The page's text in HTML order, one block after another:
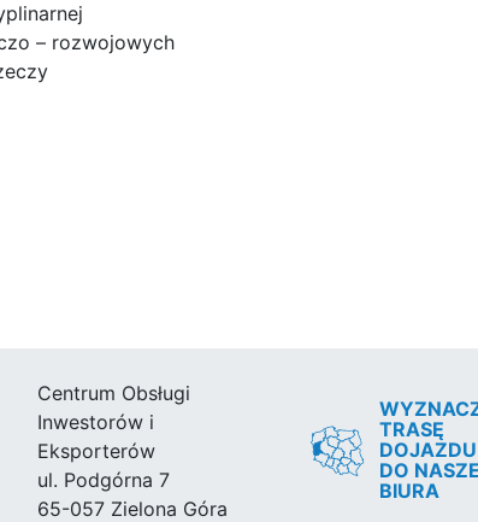
– rozwojowych
Centrum Obsługi
Inwestorów i
Eksporterów
ul. Podgórna 7
65-057 Zielona Góra
TRASĘ
DOJAZDU
DO
BIURA